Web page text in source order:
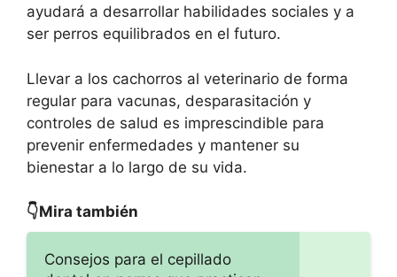
ayudará a desarrollar habilidades sociales y a
ser perros equilibrados en el futuro.
Llevar a los cachorros al veterinario de forma
regular para vacunas, desparasitación y
controles de salud es imprescindible para
prevenir enfermedades y mantener su
bienestar a lo largo de su vida.
👇Mira también
Consejos para el cepillado